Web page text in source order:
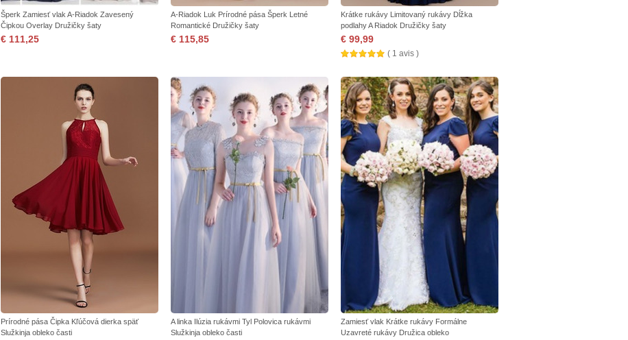
Šperk Zamiesť vlak A-Riadok Zavesený
Čipkou Overlay Družičky šaty
€ 111,25
A-Riadok Luk Prírodné pása Šperk Letné
Romantické Družičky šaty
€ 115,85
Krátke rukávy Limitovaný rukávy Dĺžka
podlahy A Riadok Družičky šaty
€ 99,99
( 1 avis )
Prírodné pása Čipka Kľúčová dierka späť
Služkinja obleko časti
A linka Ilúzia rukávmi Tyl Polovica rukávmi
Služkinja obleko časti
Zamiesť vlak Krátke rukávy Formálne
Uzavreté rukávy Družica obleko